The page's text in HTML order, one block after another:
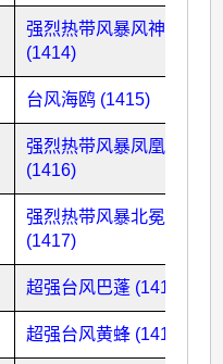
强烈热带风暴风神
(1414)
台风海鸥 (1415)
强烈热带风暴凤凰
(1416)
强烈热带风暴北冕
(1417)
超强台风巴蓬 (1418)
超强台风黄蜂 (1419)